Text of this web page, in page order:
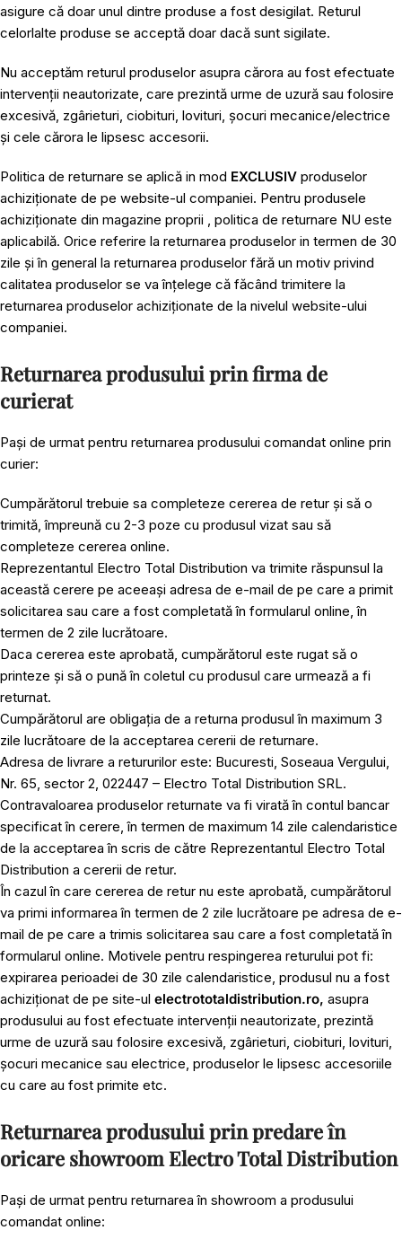
asigure că doar unul dintre produse a fost desigilat. Returul
celorlalte produse se acceptă doar dacă sunt sigilate.
Nu acceptăm returul produselor asupra cărora au fost efectuate
intervenții neautorizate, care prezintă urme de uzură sau folosire
excesivă, zgârieturi, ciobituri, lovituri, șocuri mecanice/electrice
și cele cărora le lipsesc accesorii.
Politica de returnare se aplică in mod EXCLUSIV produselor
achiziționate de pe website-ul companiei. Pentru produsele
achiziționate din magazine proprii , politica de returnare NU este
aplicabilă. Orice referire la returnarea produselor in termen de 30
zile și în general la returnarea produselor fără un motiv privind
calitatea produselor se va înțelege că făcând trimitere la
returnarea produselor achiziționate de la nivelul website-ului
companiei.
Returnarea produsului prin firma de
curierat
Pași de urmat pentru returnarea produsului comandat online prin
curier:
Cumpărătorul trebuie sa completeze cererea de retur și să o
trimită, împreună cu 2-3 poze cu produsul vizat sau să
completeze cererea online.
Reprezentantul Electro Total Distribution va trimite răspunsul la
această cerere pe aceeași adresa de e-mail de pe care a primit
solicitarea sau care a fost completată în formularul online, în
termen de 2 zile lucrătoare.
Daca cererea este aprobată, cumpărătorul este rugat să o
printeze și să o pună în coletul cu produsul care urmează a fi
returnat.
Cumpărătorul are obligația de a returna produsul în maximum 3
zile lucrătoare de la acceptarea cererii de returnare.
Adresa de livrare a retururilor este: Bucuresti, Soseaua Vergului,
Nr. 65, sector 2, 022447 – Electro Total Distribution SRL.
Contravaloarea produselor returnate va fi virată în contul bancar
specificat în cerere, în termen de maximum 14 zile calendaristice
de la acceptarea în scris de către Reprezentantul Electro Total
Distribution a cererii de retur.
În cazul în care cererea de retur nu este aprobată, cumpărătorul
va primi informarea în termen de 2 zile lucrătoare pe adresa de e-
mail de pe care a trimis solicitarea sau care a fost completată în
formularul online. Motivele pentru respingerea returului pot fi:
expirarea perioadei de 30 zile calendaristice, produsul nu a fost
achiziționat de pe site-ul electrototaldistribution.ro, asupra
produsului au fost efectuate intervenții neautorizate, prezintă
urme de uzură sau folosire excesivă, zgârieturi, ciobituri, lovituri,
șocuri mecanice sau electrice, produselor le lipsesc accesoriile
cu care au fost primite etc.
Returnarea produsului prin predare în
oricare showroom Electro Total Distribution
Pași de urmat pentru returnarea în showroom a produsului
comandat online: